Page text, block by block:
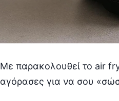
Με παρακολουθεί το air
αγόρασες για να σου